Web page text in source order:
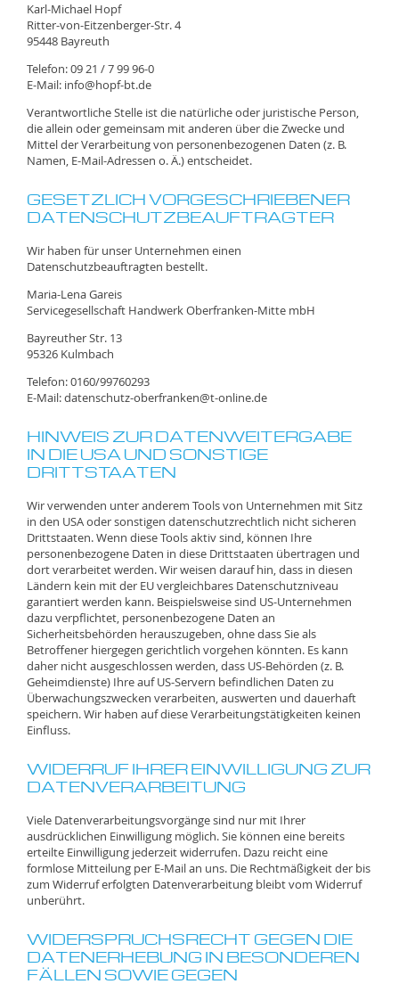
Karl-Michael Hopf
Ritter-von-Eitzenberger-Str. 4
95448 Bayreuth
Telefon: 09 21 / 7 99 96-0
E-Mail: info@hopf-bt.de
Verantwortliche Stelle ist die natürliche oder juristische Person,
die allein oder gemeinsam mit anderen über die Zwecke und
Mittel der Verarbeitung von personenbezogenen Daten (z. B.
Namen, E-Mail-Adressen o. Ä.) entscheidet.
GESETZLICH VORGESCHRIEBENER
DATENSCHUTZBEAUFTRAGTER
Wir haben für unser Unternehmen einen
Datenschutzbeauftragten bestellt.
Maria-Lena Gareis
Servicegesellschaft Handwerk Oberfranken-Mitte mbH
Bayreuther Str. 13
95326 Kulmbach
Telefon: 0160/99760293
E-Mail: datenschutz-oberfranken@t-online.de
HINWEIS ZUR DATENWEITERGABE
IN DIE USA UND SONSTIGE
DRITTSTAATEN
Wir verwenden unter anderem Tools von Unternehmen mit Sitz
in den USA oder sonstigen datenschutzrechtlich nicht sicheren
Drittstaaten. Wenn diese Tools aktiv sind, können Ihre
personenbezogene Daten in diese Drittstaaten übertragen und
dort verarbeitet werden. Wir weisen darauf hin, dass in diesen
Ländern kein mit der EU vergleichbares Datenschutzniveau
garantiert werden kann. Beispielsweise sind US-Unternehmen
dazu verpflichtet, personenbezogene Daten an
Sicherheitsbehörden herauszugeben, ohne dass Sie als
Betroffener hiergegen gerichtlich vorgehen könnten. Es kann
daher nicht ausgeschlossen werden, dass US-Behörden (z. B.
Geheimdienste) Ihre auf US-Servern befindlichen Daten zu
Überwachungszwecken verarbeiten, auswerten und dauerhaft
speichern. Wir haben auf diese Verarbeitungstätigkeiten keinen
Einfluss.
WIDERRUF IHRER EINWILLIGUNG ZUR
DATENVERARBEITUNG
Viele Datenverarbeitungsvorgänge sind nur mit Ihrer
ausdrücklichen Einwilligung möglich. Sie können eine bereits
erteilte Einwilligung jederzeit widerrufen. Dazu reicht eine
formlose Mitteilung per E-Mail an uns. Die Rechtmäßigkeit der bis
zum Widerruf erfolgten Datenverarbeitung bleibt vom Widerruf
unberührt.
WIDERSPRUCHSRECHT GEGEN DIE
DATENERHEBUNG IN BESONDEREN
FÄLLEN SOWIE GEGEN